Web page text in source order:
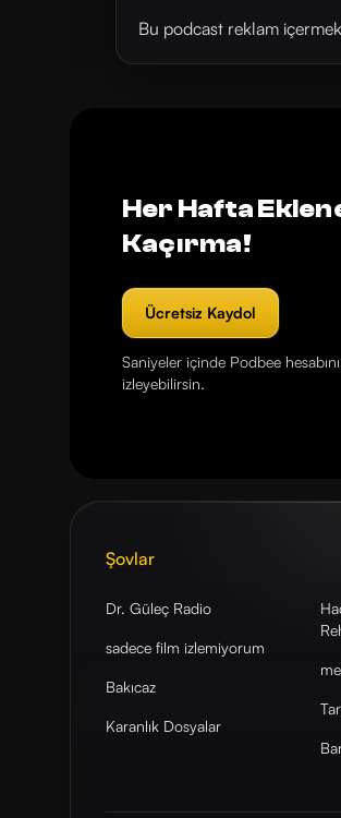
Bu podcast reklam
Her Hafta
Kaçırma!
Ücretsiz Kaydol
Saniyeler içinde Podbee
izleyebilirsin.
Şovlar
Dr. Güleç Radio
sadece film izlemiyorum
Bakıcaz
Karanlık Dosyalar